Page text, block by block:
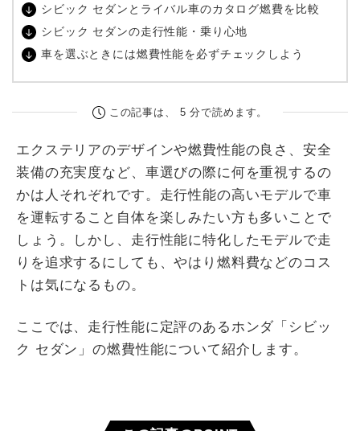
シビック セダンとライバル車のカタログ燃費を比較
シビック セダンの走行性能・乗り心地
車を選ぶときには燃費性能を必ずチェックしよう
この記事は、 5 分で読めます。
エクステリアのデザインや燃費性能の良さ、安全
装備の充実度など、車選びの際に何を重視するの
かは人それぞれです。走行性能の高いモデルで車
を運転すること自体を楽しみたい方も多いことで
しょう。しかし、走行性能に特化したモデルで走
りを追求するにしても、やはり燃料費などのコス
トは気になるもの。
ここでは、走行性能に定評のあるホンダ「シビッ
ク セダン」の燃費性能について紹介します。